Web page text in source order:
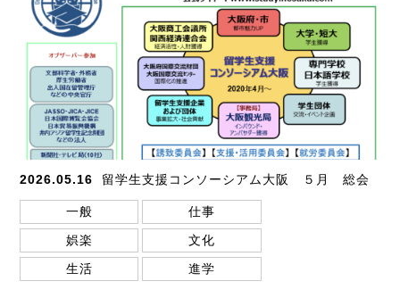
2026.05.16 留学生支援コンソーシアム大阪 ５月 総会
一般
仕事
娯楽
文化
生活
進学